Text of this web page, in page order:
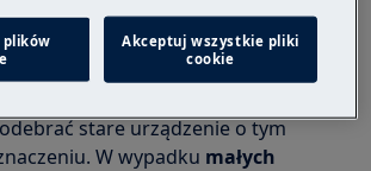
krajukurierem za
naszego partnera logistycznego
dużych urządzeń
stare urządzenie o tym
W wypadku małych
Akceptuj wszystkie pliki
cookie